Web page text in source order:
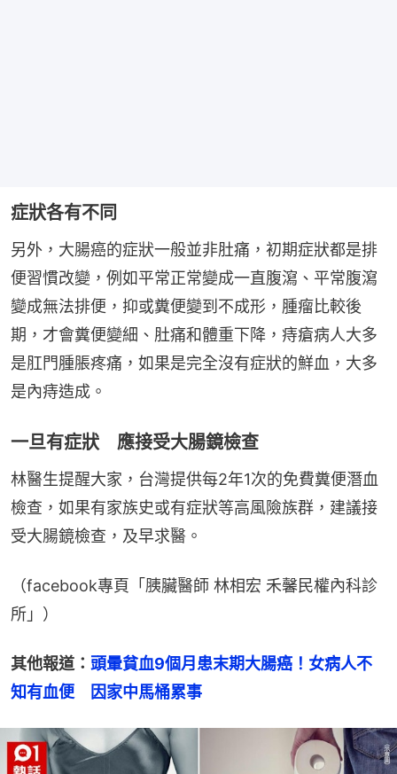
症狀各有不同
另外，大腸癌的症狀一般並非肚痛，初期症狀都是排
便習慣改變，例如平常正常變成一直腹瀉、平常腹瀉
變成無法排便，抑或糞便變到不成形，腫瘤比較後
期，才會糞便變細、肚痛和體重下降，痔瘡病人大多
是肛門腫脹疼痛，如果是完全沒有症狀的鮮血，大多
是內痔造成。
一旦有症狀 應接受大腸鏡檢查
林醫生提醒大家，台灣提供每2年1次的免費糞便潛血
檢查，如果有家族史或有症狀等高風險族群，建議接
受大腸鏡檢查，及早求醫。
（facebook專頁「胰臟醫師 林相宏 禾馨民權內科診
所」）
其他報道： 頭暈貧血9個月患末期大腸癌！女病人不
知有血便　因家中馬桶累事